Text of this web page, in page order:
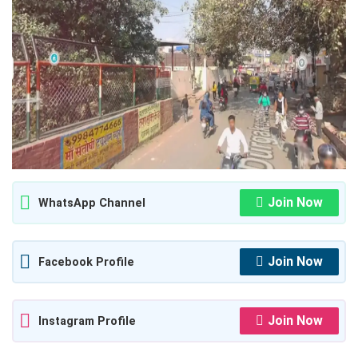
WhatsApp Channel Join Now
Facebook Profile Join Now
Instagram Profile Join Now